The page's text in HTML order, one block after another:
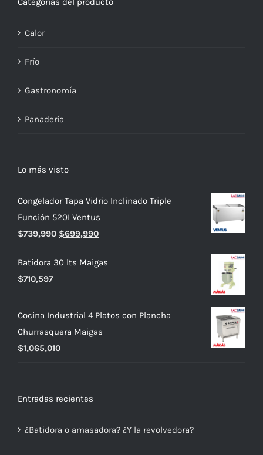
Calor
Frío
Gastronomía
Panadería
Lo más visto
Congelador Tapa Vidrio Inclinado Triple
Función 520I Ventus
$739,990 El
original
$699,990El
actual
Batidora 30 lts Maigas
$710,597
Cocina Industrial 4 Platos con Plancha
Churrasquera Maigas
$1,065,010
Entradas recientes
¿Batidora o amasadora? ¿Y la revolvedora?